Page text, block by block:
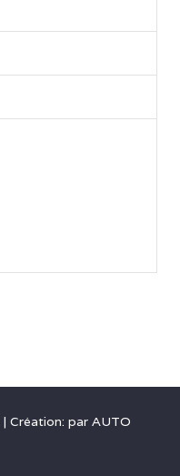
| Création: par AUTO